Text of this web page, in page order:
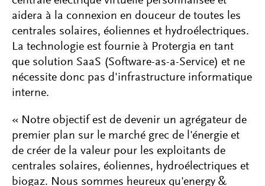
aidera à la connexion en douceur de toutes les
centrales solaires, éoliennes et hydroélectriques.
La technologie est fournie à Protergia en tant
que solution SaaS (Software-as-a-Service) et ne
nécessite donc pas d'infrastructure informatique
interne.
« Notre objectif est de devenir un agrégateur de
premier plan sur le marché grec de l'énergie et
de créer de la valeur pour les exploitants de
centrales solaires, éoliennes, hydroélectriques et
biogaz. Nous sommes heureux qu'energy &